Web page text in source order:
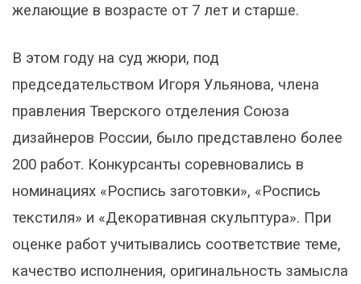
желающие в возрасте от 7 лет и старше.
В этом году на суд жюри, под
председательством Игоря Ульянова, члена
правления Тверского отделения Союза
дизайнеров России, было представлено более
200 работ. Конкурсанты соревновались в
номинациях «Роспись заготовки», «Роспись
текстиля» и «Декоративная скульптура». При
оценке работ учитывались соответствие теме,
качество исполнения, оригинальность замысла